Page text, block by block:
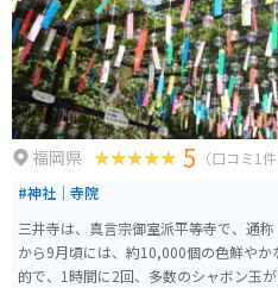
す。
福岡県 5 （口コミ1件
#神社｜寺院
三井寺は、真言宗御室派平等寺で、通
から9月頃には、約10,000個の色鮮や
的で、1時間に2回、多数のシャボン玉